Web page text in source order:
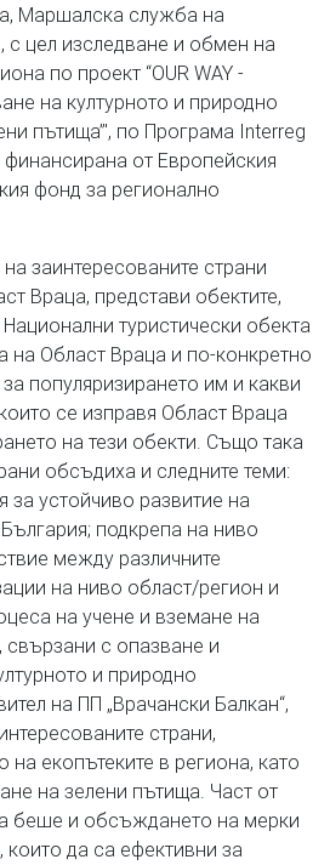
Маршалска служба на
с цел изследване и обмен на
по проект “OUR WAY -
на културното и природно
пътища”', по Програма Interreg
от Европейския
фонд за регионално
заинтересованите страни
Враца, представи обектите,
туристически обекта
на Област Враца и по-конкретно
популяризирането им и какви
се изправя Област Враца
на тези обекти. Също така
обсъдиха и следните теми:
за устойчиво развитие на
подкрепа на ниво
между различните
на ниво област/регион и
на учене и вземане на
с опазване и
и природно
на ПП „Врачански Балкан“,
страни,
на екопътеките в региона, като
на зелени пътища. Част от
беше и обсъждането на мерки
които да са ефективни за